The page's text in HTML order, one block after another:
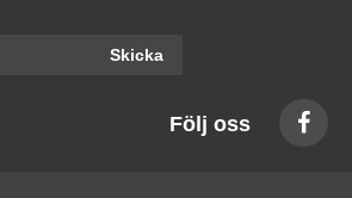
Skicka
Följ oss